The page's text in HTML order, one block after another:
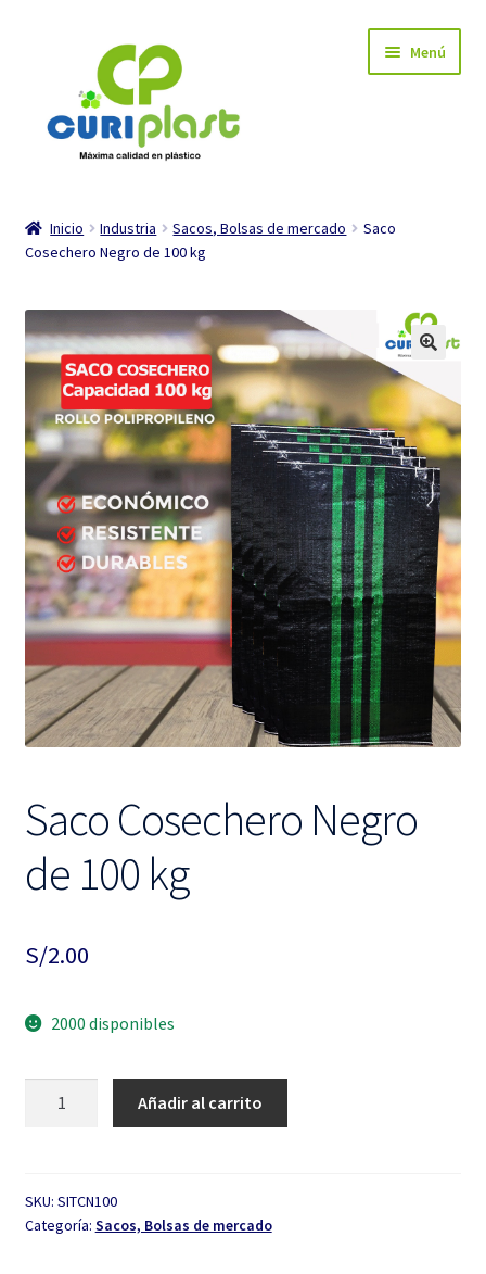
navegación
contenido
Menú
Carrito de compra
Mi cuenta
Tienda
Industria
el
menú
hijo
Hogar
el
menú
hijo
Inicio Industria Sacos, Bolsas de mercado
Saco
Cosechero Negro de 100 kg
Saco Cosechero Negro
de 100 kg
S/2.00
2000 disponibles
100
kg
Añadir al carrito
SKU: SITCN100
Categoría: Sacos, Bolsas de mercado